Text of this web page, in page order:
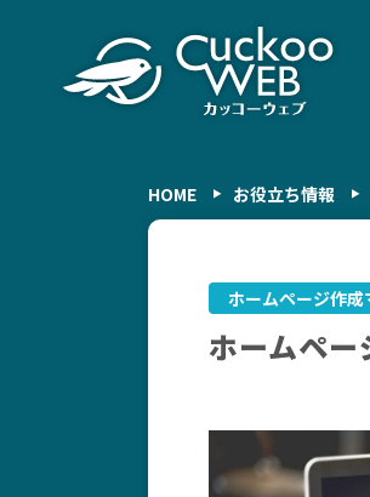
HOME お役立ち情報
ホームページ作成
ホームペ